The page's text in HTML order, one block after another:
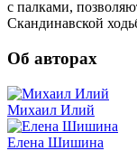
с палками,
Скандинавской
Об авторах
Михаил Илий
Елена Шишина